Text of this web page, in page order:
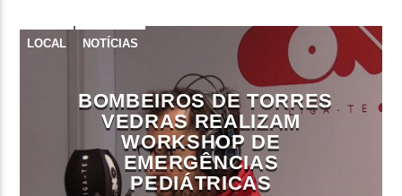
LOCAL NOTÍCIAS
BOMBEIROS DE TORRES
VEDRAS REALIZAM
WORKSHOP DE
EMERGÊNCIAS
PEDIÁTRICAS